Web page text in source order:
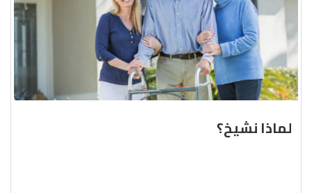
لماذا نشيخ؟